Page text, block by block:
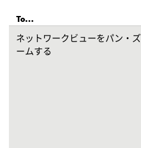
To...
ネットワークビューをパン・ズ
ームする